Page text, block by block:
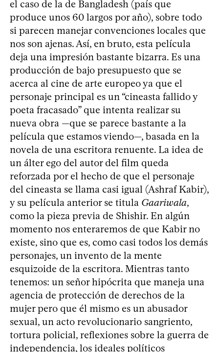
el caso de la de Bangladesh (país que
produce unos 60 largos por año), sobre todo
si parecen manejar convenciones locales que
nos son ajenas. Así, en bruto, esta película
deja una impresión bastante bizarra. Es una
producción de bajo presupuesto que se
acerca al cine de arte europeo ya que el
personaje principal es un “cineasta fallido y
poeta fracasado” que intenta realizar su
nueva obra —que se parece bastante a la
película que estamos viendo—, basada en la
novela de una escritora renuente. La idea de
un álter ego del autor del film queda
reforzada por el hecho de que el personaje
del cineasta se llama casi igual (Ashraf Kabir),
y su película anterior se titula Gaariwala,
como la pieza previa de Shishir. En algún
momento nos enteraremos de que Kabir no
existe, sino que es, como casi todos los demás
personajes, un invento de la mente
esquizoide de la escritora. Mientras tanto
tenemos: un señor hipócrita que maneja una
agencia de protección de derechos de la
mujer pero que él mismo es un abusador
sexual, un acto revolucionario sangriento,
tortura policial, reflexiones sobre la guerra de
independencia, los ideales políticos